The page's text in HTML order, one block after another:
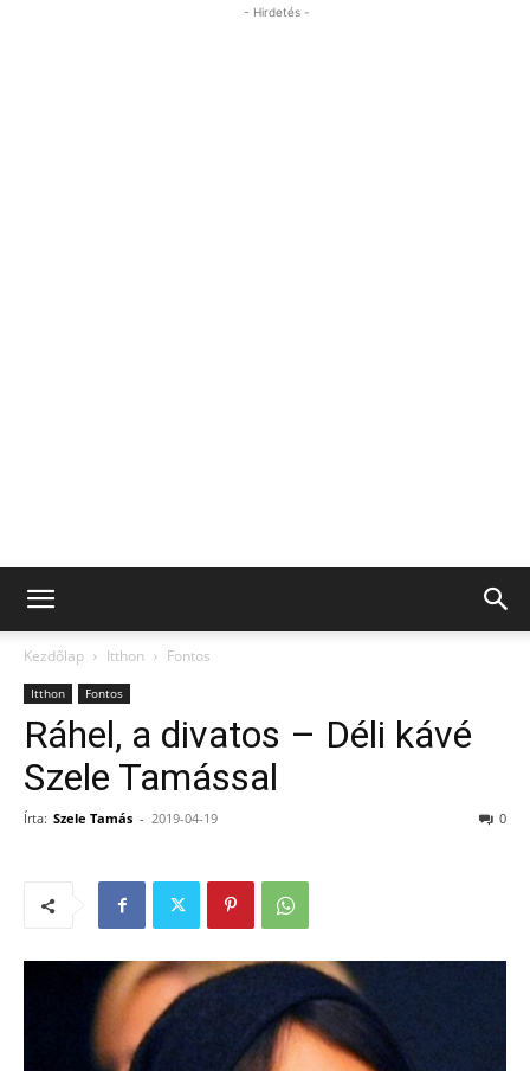
- Hirdetés -
Kezdőlap Itthon Fontos
Itthon Fontos
Ráhel, a divatos – Déli kávé
Szele Tamással
Írta: Szele Tamás - 2019-04-19 0